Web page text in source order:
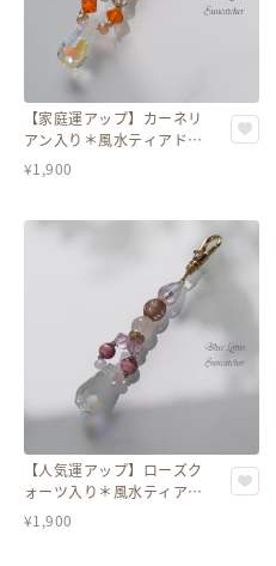
【家庭運アップ】カーネリ
アン入り＊風水ティアドロ
ップクリスタルチャーム
¥1,900
【人気運アップ】ローズク
ォーツ入り＊風水ティアド
ロップクリスタルチャーム
¥1,900